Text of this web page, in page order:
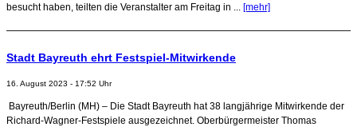
besucht haben, teilten die Veranstalter am Freitag in ... [mehr]
Stadt Bayreuth ehrt Festspiel-Mitwirkende
16. August 2023 - 17:52 Uhr
Bayreuth/Berlin (MH) – Die Stadt Bayreuth hat 38 langjährige Mitwirkende der
Richard-Wagner-Festspiele ausgezeichnet. Oberbürgermeister Thomas